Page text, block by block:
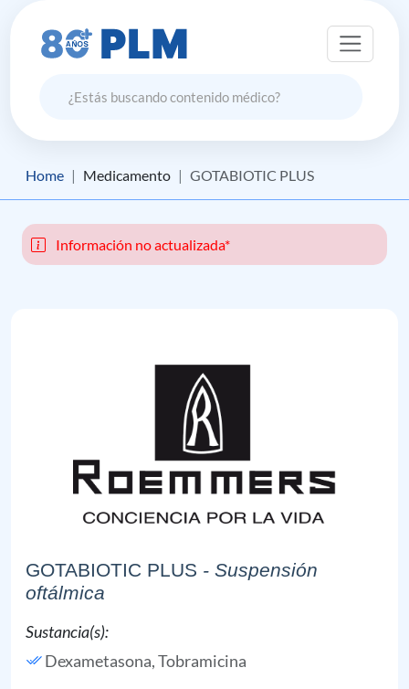
Home Medicamento GOTABIOTIC PLUS
Información no actualizada*
GOTABIOTIC PLUS - Suspensión
oftálmica
Sustancia(s):
Dexametasona,Tobramicina